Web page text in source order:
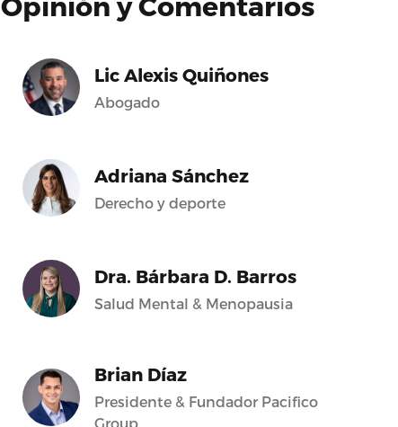
Lic Alexis Quiñones
Abogado
Adriana Sánchez
Derecho y deporte
Dra. Bárbara D. Barros
Salud Mental & Menopausia
Brian Díaz
Presidente & Fundador Pacifico
Group